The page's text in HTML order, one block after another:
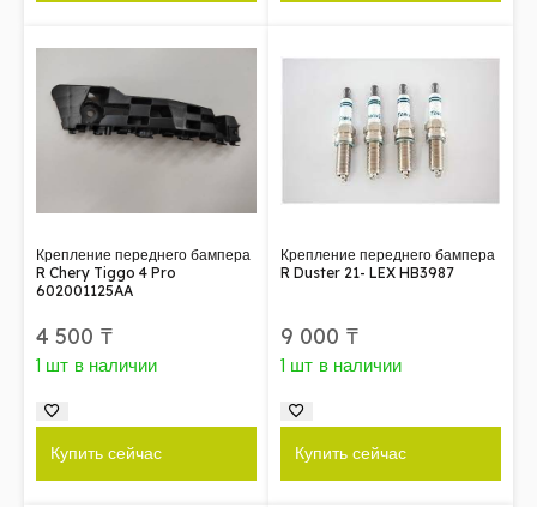
Крепление переднего бампера
R Chery Tiggo 4 Pro
602001125AA
4 500 ₸
1 шт в наличии
Купить сейчас
Крепление переднего бампера
R Duster 21- LEX HB3987
9 000 ₸
1 шт в наличии
Купить сейчас